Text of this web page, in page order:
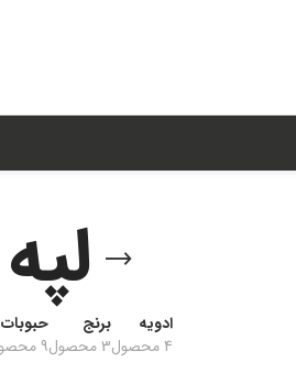
لپه
ادویه
4 محصول
برنج
3 محصول
حبوبات
9 محصول